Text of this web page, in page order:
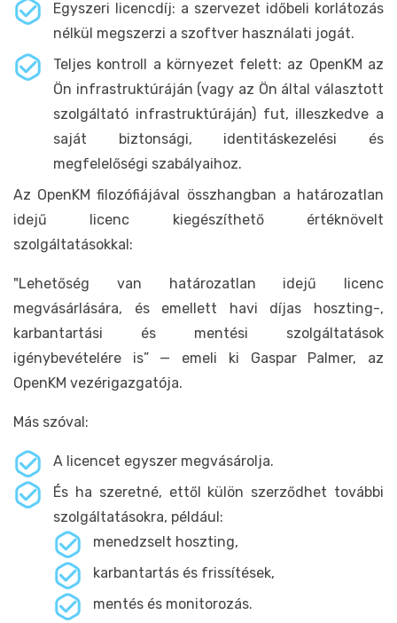
Egyszeri licencdíj: a szervezet időbeli korlátozás
nélkül megszerzi a szoftver használati jogát.
Teljes kontroll a környezet felett: az OpenKM az
Ön infrastruktúráján (vagy az Ön által választott
szolgáltató infrastruktúráján) fut, illeszkedve a
saját biztonsági, identitáskezelési és
megfelelőségi szabályaihoz.
Az OpenKM filozófiájával összhangban a határozatlan
idejű licenc kiegészíthető értéknövelt
szolgáltatásokkal:
"Lehetőség van határozatlan idejű licenc
megvásárlására, és emellett havi díjas hoszting-,
karbantartási és mentési szolgáltatások
igénybevételére is” — emeli ki Gaspar Palmer, az
OpenKM vezérigazgatója.
Más szóval:
A licencet egyszer megvásárolja.
És ha szeretné, ettől külön szerződhet további
szolgáltatásokra, például:
menedzselt hoszting,
karbantartás és frissítések,
mentés és monitorozás.